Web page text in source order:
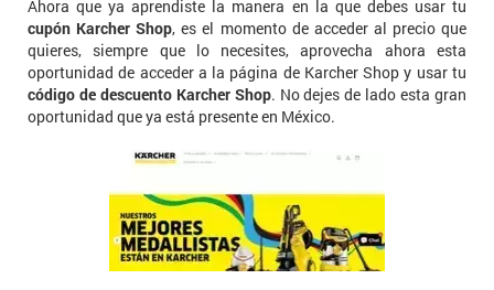
Ahora que ya aprendiste la manera en la que debes usar tu
cupón Karcher Shop, es el momento de acceder al precio que
quieres, siempre que lo necesites, aprovecha ahora esta
oportunidad de acceder a la página de Karcher Shop y usar tu
código de descuento Karcher Shop. No dejes de lado esta gran
oportunidad que ya está presente en México.